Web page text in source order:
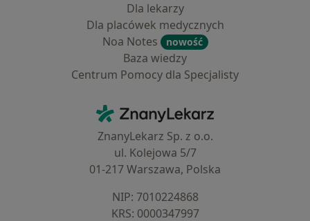
Dla lekarzy
Dla placówek medycznych
Noa Notes
nowość
Baza wiedzy
Centrum Pomocy dla Specjalisty
ZnanyLekarz - Strona główna
ZnanyLekarz Sp. z o.o.
ul. Kolejowa 5/7
01-217 Warszawa, Polska
NIP: ⁠7010224868
KRS: ⁠0000347997